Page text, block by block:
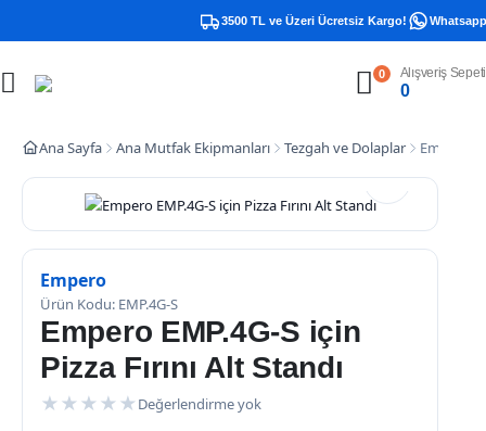
3500 TL ve Üzeri Ücretsiz Kargo! Whatsapp
0 Alışveriş Sepeti
0
Ana Sayfa Ana Mutfak Ekipmanları Tezgah ve Dolaplar Empero
Empero
Ürün Kodu: EMP.4G-S
Empero EMP.4G-S için
Pizza Fırını Alt Standı
★ ★ ★ ★ ★ Değerlendirme yok